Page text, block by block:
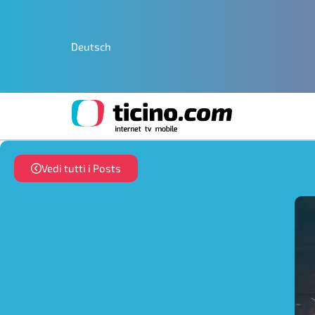
Deutsch
Vedi tutti i Posts